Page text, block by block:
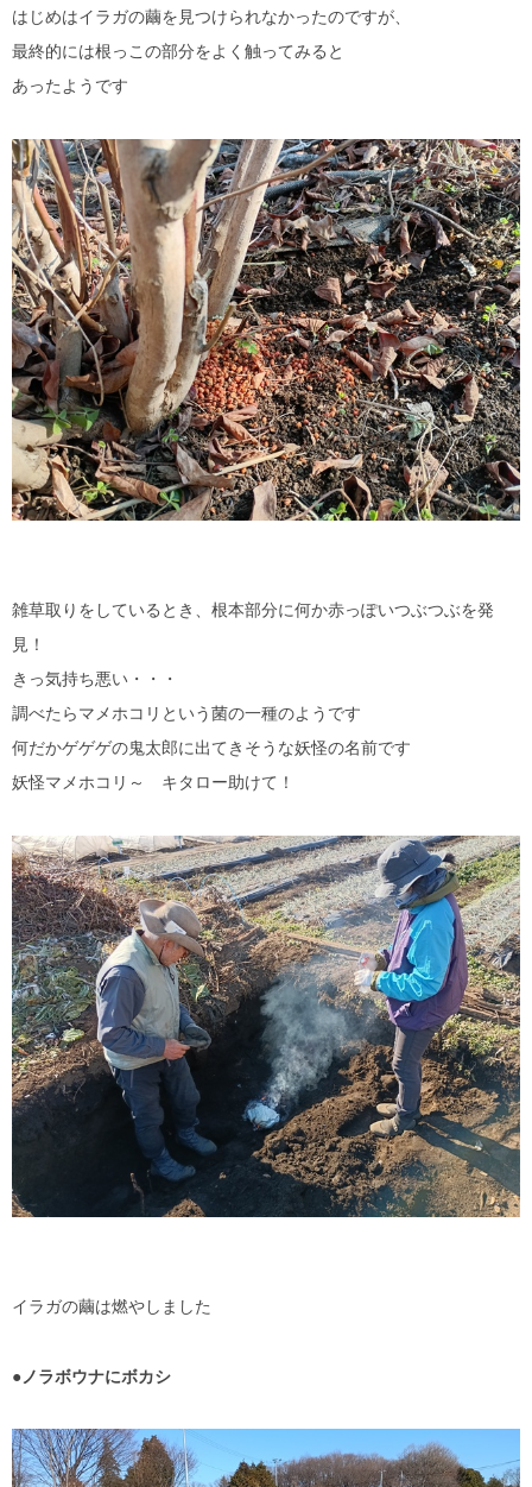
はじめはイラガの繭を見つけられなかったのですが、
最終的には根っこの部分をよく触ってみると
あったようです
雑草取りをしているとき、根本部分に何か赤っぽいつぶつぶを発
見！
きっ気持ち悪い・・・
調べたらマメホコリという菌の一種のようです
何だかゲゲゲの鬼太郎に出てきそうな妖怪の名前です
妖怪マメホコリ～ キタロー助けて！
イラガの繭は燃やしました
●ノラボウナにボカシ